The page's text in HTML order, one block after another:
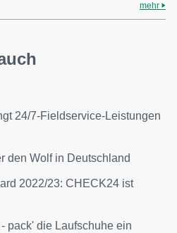
mehr
24/7-Fieldservice-Leistungen
den Wolf in Deutschland
2022/23: CHECK24 ist
pack' die Laufschuhe ein